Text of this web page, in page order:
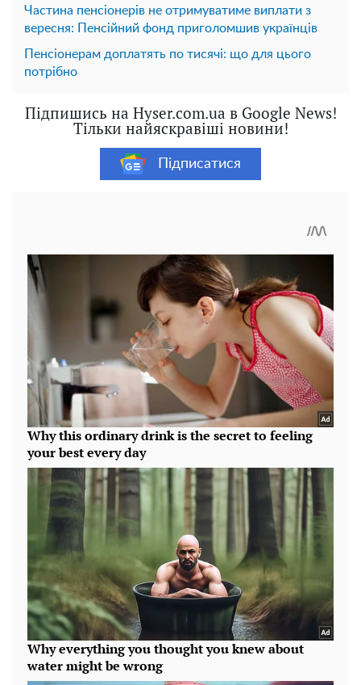
Частина пенсіонерів не отримуватиме виплати з
вересня: Пенсійний фонд приголомшив українців
Пенсіонерам доплатять по тисячі: що для цього
потрібно
Підпишись на Hyser.com.ua в Google News!
Тільки найяскравіші новини!
Підписатися